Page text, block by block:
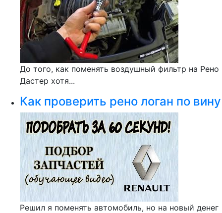
До того, как поменять воздушный фильтр на Рено
Дастер хотя...
Как проверить рено логан по вину
Решил я поменять автомобиль, но на новый денег